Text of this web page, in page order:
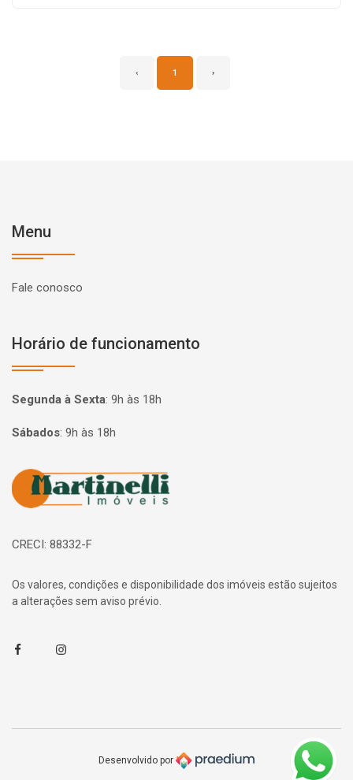
‹ 1 ›
Menu
Fale conosco
Horário de funcionamento
Segunda à Sexta: 9h às 18h
Sábados: 9h às 18h
Página inicial
CRECI: 88332-F
Os valores, condições e disponibilidade dos imóveis estão sujeitos
a alterações sem aviso prévio.
FacebookInstagram
Desenvolvido por